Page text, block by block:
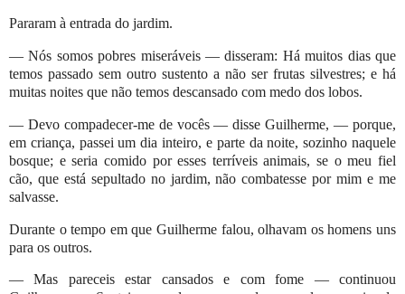
Pararam à entrada do jardim.
— Nós somos pobres miseráveis — disseram: Há muitos dias que
temos passado sem outro sustento a não ser frutas silvestres; e há
muitas noites que não temos descansado com medo dos lobos.
— Devo compadecer-me de vocês — disse Guilherme, — porque,
em criança, passei um dia inteiro, e parte da noite, sozinho naquele
bosque; e seria comido por esses terríveis animais, se o meu fiel
cão, que está sepultado no jardim, não combatesse por mim e me
salvasse.
Durante o tempo em que Guilherme falou, olhavam os homens uns
para os outros.
— Mas pareceis estar cansados e com fome — continuou